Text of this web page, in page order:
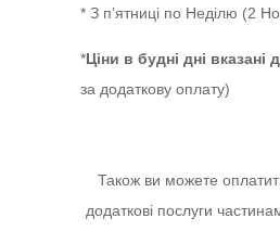
* З п’ятниці по Неділю (2
*Ціни в будні дні вказані
за додаткову оплату)
Також ви можете
додаткові послуги